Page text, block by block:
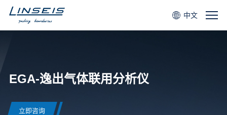
中文
EGA-逸出气体联用分析仪
立即咨询